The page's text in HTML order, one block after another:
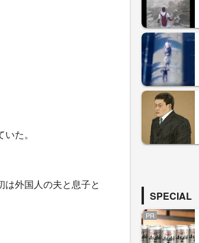
た。
は外国人の夫と息子と
SPECIAL
PR